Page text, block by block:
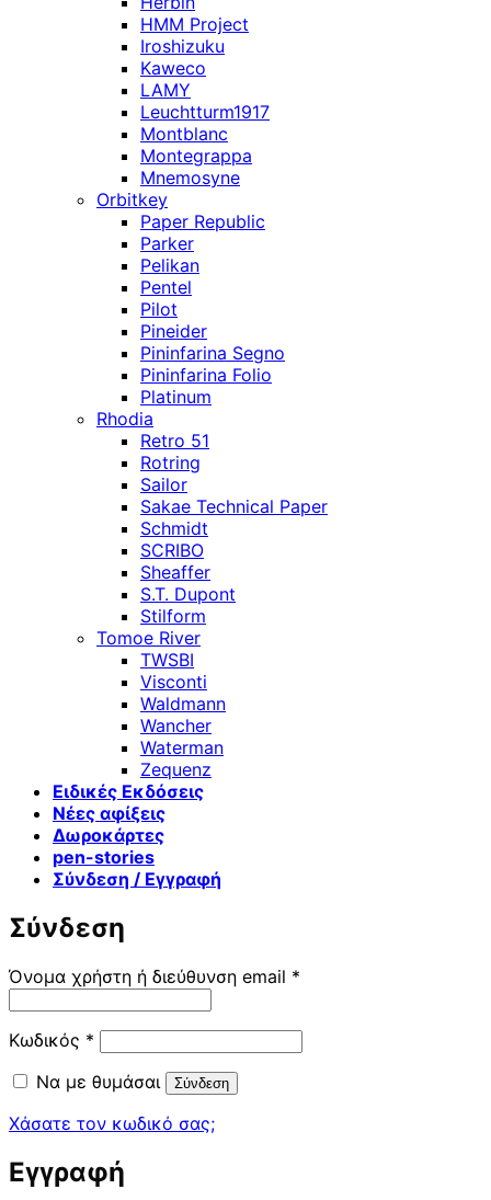
HMM Project
Iroshizuku
Kaweco
LAMY
Leuchtturm1917
Montblanc
Montegrappa
Mnemosyne
Orbitkey
Paper Republic
Parker
Pelikan
Pentel
Pilot
Pineider
Pininfarina Segno
Pininfarina Folio
Platinum
Rhodia
Retro 51
Rotring
Sailor
Sakae Technical Paper
Schmidt
SCRIBO
Sheaffer
S.T. Dupont
Stilform
Tomoe River
TWSBI
Visconti
Waldmann
Wancher
Waterman
Zequenz
Ειδικές Εκδόσεις
Νέες αφίξεις
Δωροκάρτες
pen-stories
Σύνδεση / Εγγραφή
Σύνδεση
Όνομα χρήστη ή διεύθυνση email *
Κωδικός * Απαιτείται
Να με θυμάσαι
Σύνδεση
Χάσατε τον κωδικό σας;
Εγγραφή